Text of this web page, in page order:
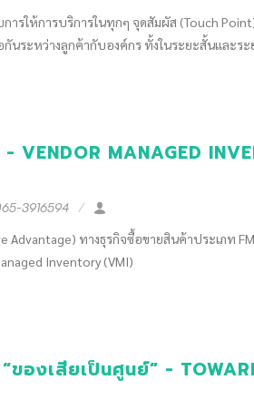
รให้การบริการในทุกๆ จุดสัมผัส (Touch
นระหว่างลูกค้ากับองค์กร ทั้งในระยะสั้นและระ
MANAGED
3916594
ทางธุรกิจซื้อขายสินค้าประเภท
Inventory (VMI)
องเสียเป็นศูนย์” -